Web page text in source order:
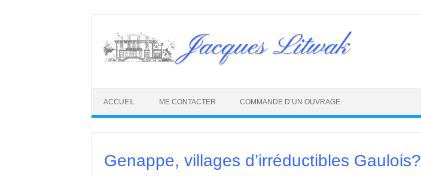
content
Jacques Litwak
ACCUEIL ME CONTACTER COMMANDE D’UN OUVRAGE
Genappe, villages d’irréductibles Gaulois?